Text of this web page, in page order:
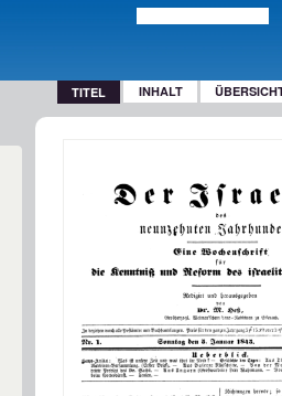
TITEL INHALT